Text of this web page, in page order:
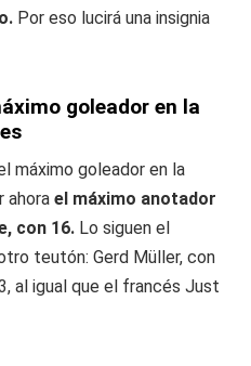
Por eso lucirá una insignia
goleador en la
máximo goleador en la
ahora el máximo anotador
con 16. Lo siguen el
teutón: Gerd Müller, con
al igual que el francés Just